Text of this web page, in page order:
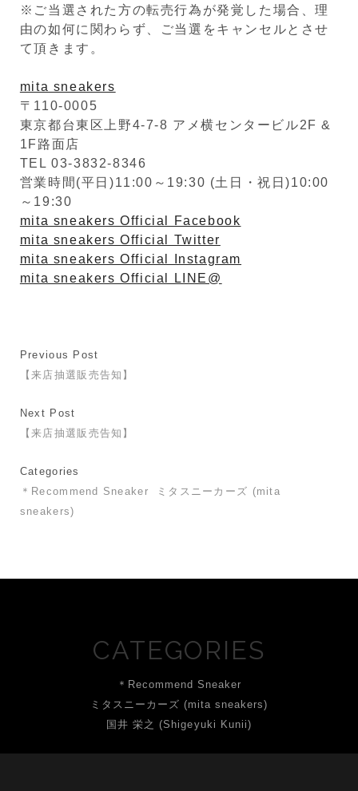
※ご当選された方の転売行為が発覚した場合、理
由の如何に関わらず、ご当選をキャンセルとさせ
て頂きます。
mita sneakers
〒110-0005
東京都台東区上野4-7-8 アメ横センタービル2F &
1F路面店
TEL 03-3832-8346
営業時間(平日)11:00～19:30 (土日・祝日)10:00
～19:30
mita sneakers Official Facebook
mita sneakers Official Twitter
mita sneakers Official Instagram
mita sneakers Official LINE@
Previous Post
【来店抽選販売告知】
Next Post
【来店抽選販売告知】
Categories
＊Recommend Sneaker
ミタスニーカーズ (mita
sneakers)
CATEGORIES
＊Recommend Sneaker
ミタスニーカーズ (mita sneakers)
国井 栄之 (Shigeyuki Kunii)